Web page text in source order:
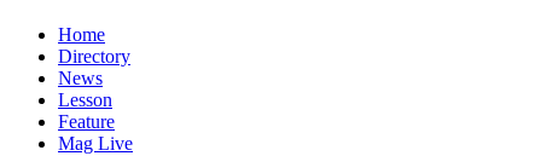
Home
Directory
News
Lesson
Feature
Mag Live